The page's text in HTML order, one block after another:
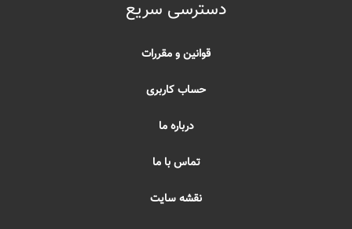
دسترسی سریع
قوانین و مقررات
حساب کاربری
درباره ما
تماس با ما
نقشه سایت